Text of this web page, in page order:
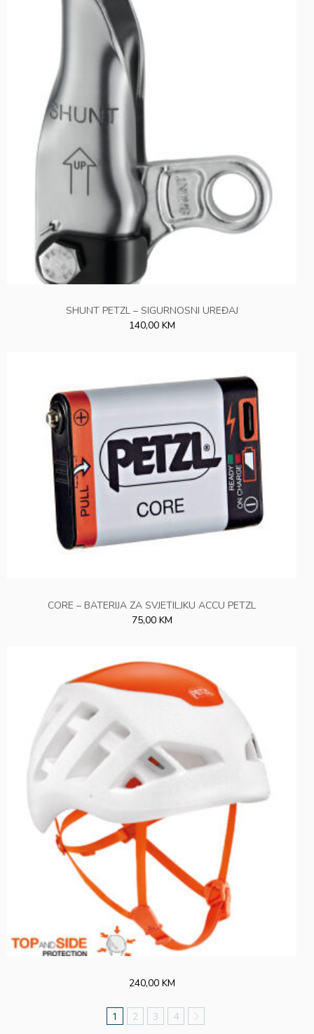
SHUNT PETZL – SIGURNOSNI UREĐAJ
140,00 KM
CORE – BATERIJA ZA SVJETILJKU ACCU PETZL
75,00 KM
240,00 KM
1 2 3 4